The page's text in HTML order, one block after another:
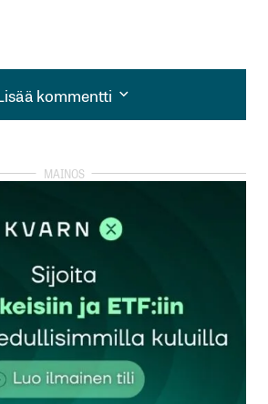
kommentti
kommentti
kirjautua
ei julkaista.Pakolliset
*